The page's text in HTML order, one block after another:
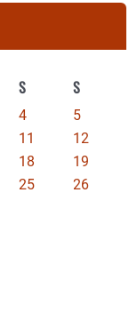
S S
4
5
11
12
18
19
25
26